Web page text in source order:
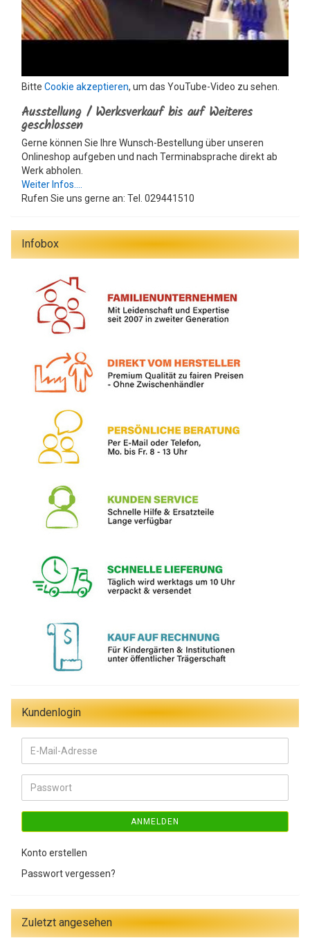
Bitte Cookie akzeptieren, um das YouTube-Video zu sehen.
Ausstellung / Werksverkauf bis auf Weiteres
geschlossen
Gerne können Sie Ihre Wunsch-Bestellung über unseren
Onlineshop aufgeben und nach Terminabsprache direkt ab
Werk abholen.
Weiter Infos....
Rufen Sie uns gerne an: Tel. 029441510
Infobox
Kundenlogin
E-
Mail-
Adresse
Passwort
ANMELDEN
Konto erstellen
Passwort vergessen?
Zuletzt angesehen